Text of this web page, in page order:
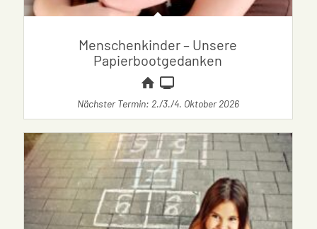
Menschenkinder – Unsere
Papierbootgedanken
Nächster Termin: 2./3./4. Oktober 2026